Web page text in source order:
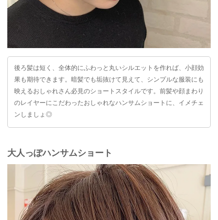
後ろ髪は短く、全体的にふわっと丸いシルエットを作れば、小顔効
果も期待できます。暗髪でも垢抜けて見えて、シンプルな服装にも
映えるおしゃれさん必見のショートスタイルです。前髪や顔まわり
のレイヤーにこだわったおしゃれなハンサムショートに、イメチェ
ンしましょ◎
大人っぽハンサムショート